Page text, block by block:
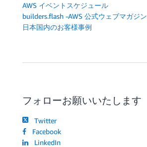
AWS イベントスケジュール
builders.flash -AWS 公式ウェブマガジン
日本国内のお客様事例
フォローお願いいたします
Twitter
Facebook
LinkedIn